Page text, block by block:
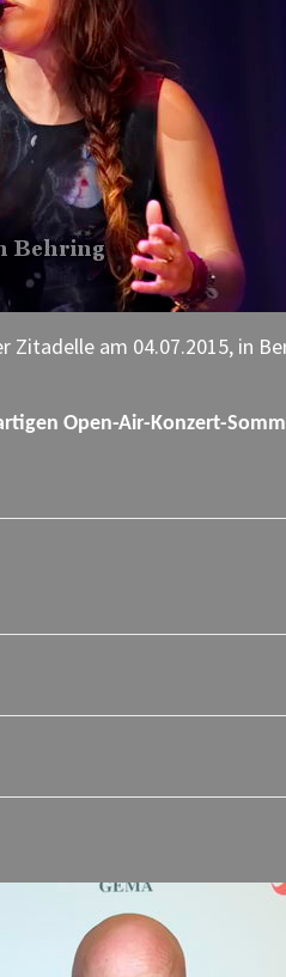
Zitadelle am 04.07.2015, in
Open-Air-Konzert-